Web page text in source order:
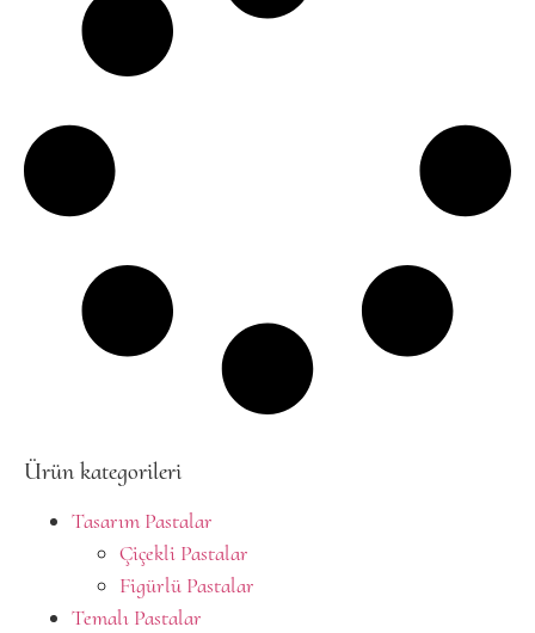
Ürün kategorileri
Tasarım Pastalar
Çiçekli Pastalar
Figürlü Pastalar
Temalı Pastalar